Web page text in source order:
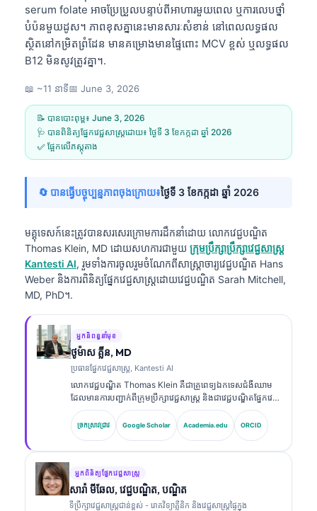
serum folate អាចប្រែប្រួលបន្ទាប់ពីអាហារមួយពេល ឬការលេបថ្នាំ
បំប៉នមួយដូស។ ភាពខុសគ្នានេះមានសារៈសំខាន់ នៅពេលលទ្ធផល
ស្ថិតនៅកម្រិតព្រំដែន មានគម្រោងមានផ្ទៃពោះ MCV ខ្ពស់ ឬលទ្ធផល
B12 មិនសូវត្រូវគ្នា។.
📖 ~11 នាទី📅 June 3, 2026
📝 បានបោះពុម្ព៖ June 3, 2026
🩺 បានពិនិត្យផ្នែកវេជ្ជសាស្ត្រដោយ៖ ថ្ងៃទី 3 ខែកក្កដា ឆ្នាំ 2026
✅ ផ្អែកលើភស្តុតាង
🔄 បានធ្វើបច្ចុប្បន្នភាពចុងក្រោយ៖ថ្ងៃទី 3 ខែកក្កដា ឆ្នាំ 2026
មគ្គុទេសក៍នេះត្រូវបានសរសេរក្រោមការដឹកនាំដោយ លោកវេជ្ជបណ្ឌិត
Thomas Klein, MD ដោយសហការជាមួយ ក្រុមប្រឹក្សាប្រឹក្សាវេជ្ជសាស្ត្រ
Kantesti AI, រួមទាំងការចូលរួមចំណែកពីសាស្ត្រាចារ្យវេជ្ជបណ្ឌិត Hans
Weber និងការពិនិត្យផ្នែកវេជ្ជសាស្ត្រដោយវេជ្ជបណ្ឌិត Sarah Mitchell,
MD, PhD។.
អ្នកនិពន្ធនាំមុខ
ថូម៉ាស គ្លីន, MD
ប្រធានផ្នែកវេជ្ជសាស្ត្រ, Kantesti AI
លោកវេជ្ជបណ្ឌិត Thomas Klein គឺជាគ្រូពេទ្យឯកទេសជំងឺឈាម
ដែលមានការបញ្ជាក់ពីក្រុមប្រឹក្សាវេជ្ជសាស្ត្រ និងជាវេជ្ជបណ្ឌិតផ្នែកវេជ្ជ
សាស្ត្រផ្ទៃក្នុង ដែលមានបទពិសោធន៍ជាង 15 ឆ្នាំក្នុងវិស័យវេជ្ជ
សាស្ត្រមន្ទីរពិសោធន៍ និងការវិភាគផ្នែកព្យាបាលដែលជួយដោយ AI។
ក្នុងតួនាទីជានាយកវេជ្ជសាស្ត្រនៅ Kantesti AI លោកផ្តល់ការត្រួត
បានបោះពុម្ពផ្សាយយ៉ាងទូលំទូលាយលើការបកស្រាយសញ្ញា
សម្គាល់ជីវសាស្ត្រ និងការធ្វើរោគវិនិច្ឆ័យក្នុងមន្ទីរពិសោធន៍លើប្រធានប
ទទាក់ទងនឹងវេជ្ជសាស្ត្រមន្ទីរពិសោធន៍។.
ច្រកស្រាវជ្រាវ Google Scholar Academia.edu ORCID
អ្នកពិនិត្យផ្នែកវេជ្ជសាស្ត្រ
សារ៉ា មីឆែល, វេជ្ជបណ្ឌិត, បណ្ឌិត
ទីប្រឹក្សាវេជ្ជសាស្ត្រជាន់ខ្ពស់ - រោគវិទ្យាគ្លីនិក និងវេជ្ជសាស្ត្រផ្ទៃក្នុង